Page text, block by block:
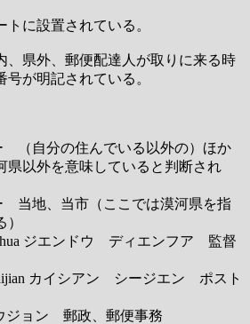
に設置されている。
、県外、郵便配達人が取りに来る時
が明記されている。
（自分の住んでいる以外の）ほか
県以外を意味していると判断され
当地、当市（ここでは漠河県を指
ジエンドウ ディエンフア 監督
カイシアン シージエン ポスト
ョン 郵政、郵便事務